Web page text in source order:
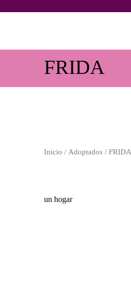
FRIDA
Inicio / Adoptados / FRIDA
un hogar